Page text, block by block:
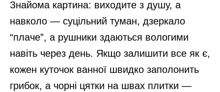
Знайома картина: виходите з душу, а
навколо — суцільний туман, дзеркало
“плаче”, а рушники здаються вологими
навіть через день. Якщо залишити все як є,
кожен куточок ванної швидко заполонить
грибок, а чорні цятки на швах плитки —